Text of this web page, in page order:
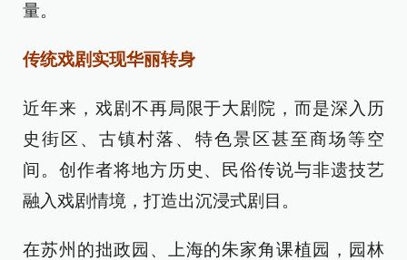
量。
传统戏剧实现华丽转身
近年来，戏剧不再局限于大剧院，而是深入历
史街区、古镇村落、特色景区甚至商场等空
间。创作者将地方历史、民俗传说与非遗技艺
融入戏剧情境，打造出沉浸式剧目。
在苏州的拙政园、上海的朱家角课植园，园林